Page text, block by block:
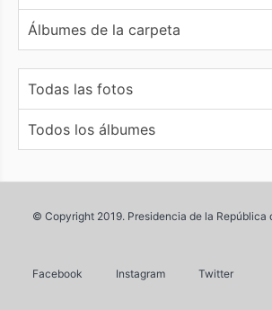
Álbumes de la carpeta
Todas las fotos
Todos los álbumes
© Copyright 2019. Presidencia de la República
Facebook Instagram Twitter